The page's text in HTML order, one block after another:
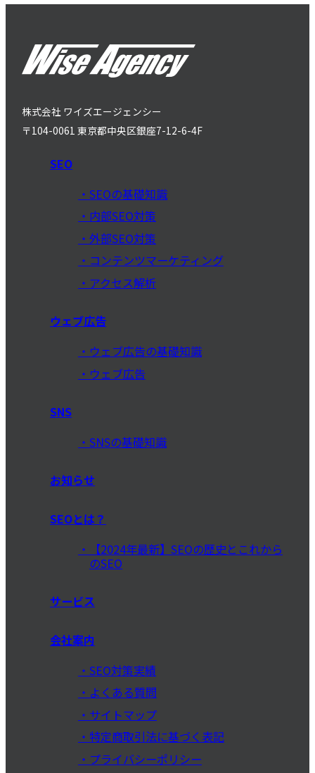
株式会社 ワイズエージェンシー
〒104-0061 東京都中央区銀座7-12-6-4F
SEO
SEOの基礎知識
内部SEO対策
外部SEO対策
コンテンツマーケティング
アクセス解析
ウェブ広告
ウェブ広告の基礎知識
ウェブ広告
SNS
SNSの基礎知識
お知らせ
SEOとは？
【2024年最新】SEOの歴史とこれから
のSEO
サービス
会社案内
SEO対策実績
よくある質問
サイトマップ
特定商取引法に基づく表記
プライバシーポリシー